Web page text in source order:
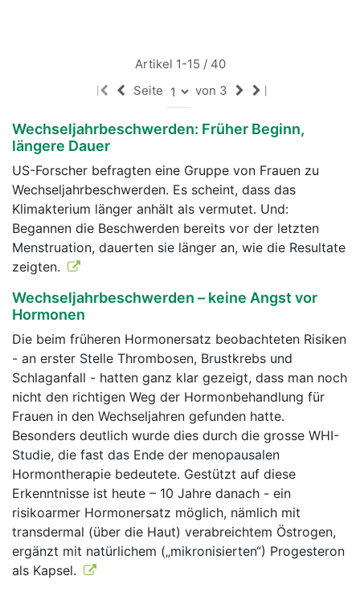
Artikel 1-15 / 40
Seite von 3
Wechseljahrbeschwerden: Früher Beginn,
längere Dauer
US-Forscher befragten eine Gruppe von Frauen zu
Wechseljahrbeschwerden. Es scheint, dass das
Klimakterium länger anhält als vermutet. Und:
Begannen die Beschwerden bereits vor der letzten
Menstruation, dauerten sie länger an, wie die Resultate
zeigten.
Wechseljahrbeschwerden – keine Angst vor
Hormonen
Die beim früheren Hormonersatz beobachteten Risiken
- an erster Stelle Thrombosen, Brustkrebs und
Schlaganfall - hatten ganz klar gezeigt, dass man noch
nicht den richtigen Weg der Hormonbehandlung für
Frauen in den Wechseljahren gefunden hatte.
Besonders deutlich wurde dies durch die grosse WHI-
Studie, die fast das Ende der menopausalen
Hormontherapie bedeutete. Gestützt auf diese
Erkenntnisse ist heute – 10 Jahre danach - ein
risikoarmer Hormonersatz möglich, nämlich mit
transdermal (über die Haut) verabreichtem Östrogen,
ergänzt mit natürlichem („mikronisierten“) Progesteron
als Kapsel.